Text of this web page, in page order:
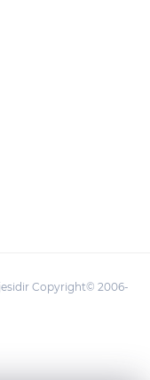
Copyright© 2006-